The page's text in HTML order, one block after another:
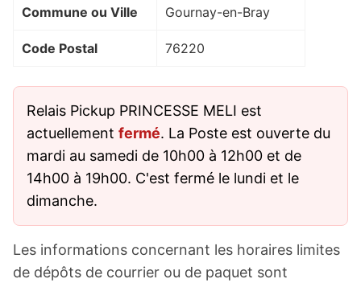
Commune ou Ville Gournay-en-Bray
Code Postal 76220
Relais Pickup PRINCESSE MELI est
actuellement fermé. La Poste est ouverte du
mardi au samedi de 10h00 à 12h00 et de
14h00 à 19h00. C'est fermé le lundi et le
dimanche.
Les informations concernant les horaires limites
de dépôts de courrier ou de paquet sont